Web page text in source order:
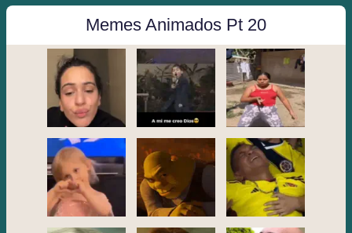
Memes Animados Pt 20